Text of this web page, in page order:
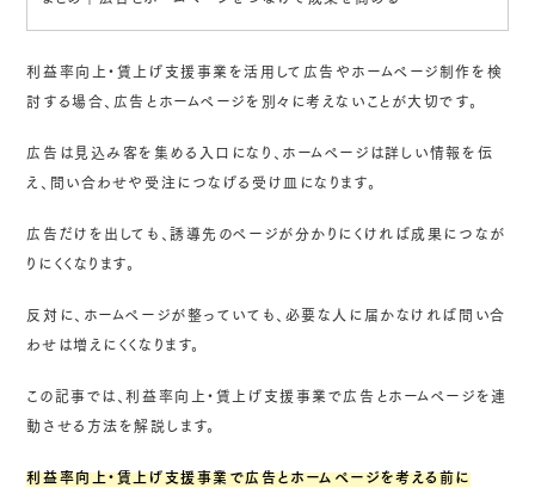
利益率向上・賃上げ支援事業を活用して広告やホームページ制作を検
討する場合、広告とホームページを別々に考えないことが大切です。
広告は見込み客を集める入口になり、ホームページは詳しい情報を伝
え、問い合わせや受注につなげる受け皿になります。
広告だけを出しても、誘導先のページが分かりにくければ成果につなが
りにくくなります。
反対に、ホームページが整っていても、必要な人に届かなければ問い合
わせは増えにくくなります。
この記事では、利益率向上・賃上げ支援事業で広告とホームページを連
動させる方法を解説します。
利益率向上・賃上げ支援事業で広告とホームページを考える前に